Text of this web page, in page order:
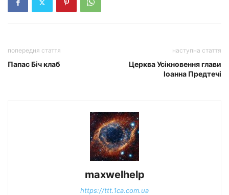
попередня стаття
Папас Біч клаб
наступна стаття
Церква Усікновення глави
Іоанна Предтечі
maxwelhelp
https://ttt.1ca.com.ua